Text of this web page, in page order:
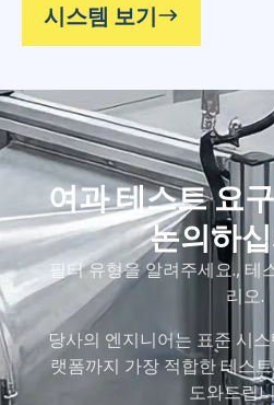
시스템 보기
여과 테스트 요
논의하
필터 유형을 알려주세요., 테
리오.
당사의 엔지니어는 표준 시
랫폼까지 가장 적합한 테스
도와드립